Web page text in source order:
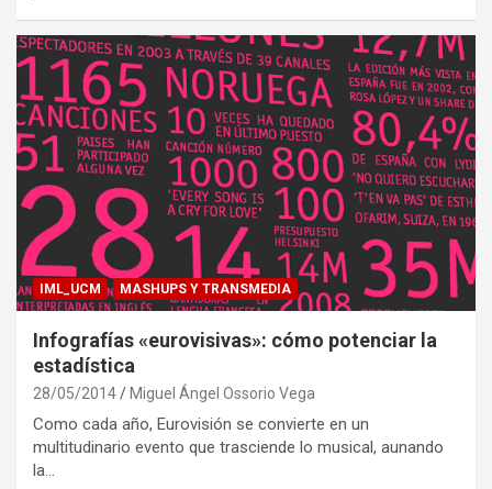
IML_UCM MASHUPS Y TRANSMEDIA
Infografías «eurovisivas»: cómo potenciar la
estadística
28/05/2014 Miguel Ángel Ossorio Vega
Como cada año, Eurovisión se convierte en un
multitudinario evento que trasciende lo musical, aunando
la…